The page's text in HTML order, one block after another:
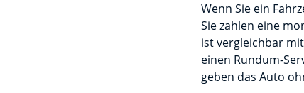
Wenn Sie ein
Sie zahlen eine
ist vergleichbar
einen Rundum-
geben das Auto